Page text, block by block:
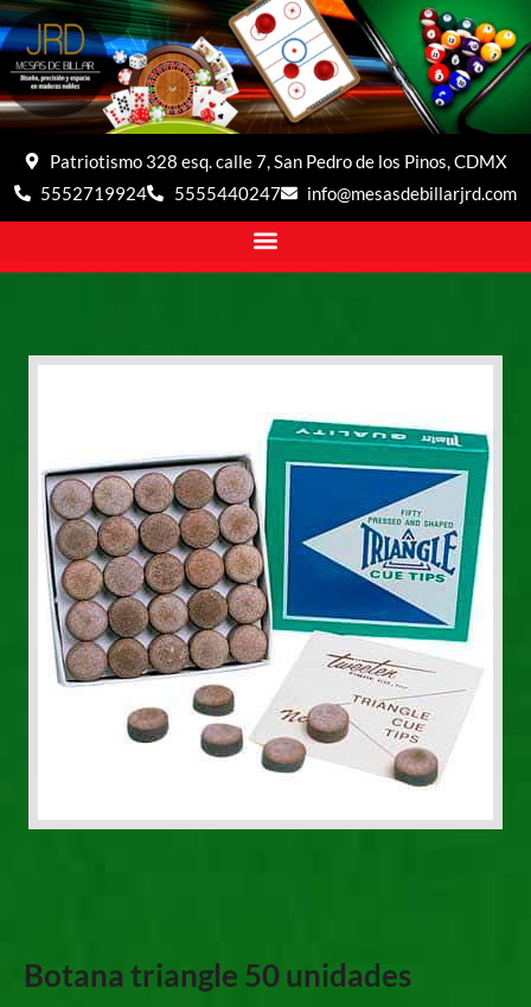
Patriotismo 328 esq. calle 7, San Pedro de los Pinos, CDMX
5552719924
5555440247 info@mesasdebillarjrd.com
Botana triangle 50 unidades